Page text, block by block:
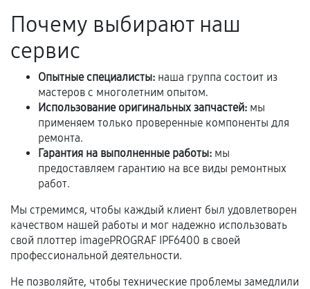
Установка была выполнена нашим сервисным
центром.
При этом гарантия на сами комплектующие
остается на стороне производителя или
продавца. За качество сторонних деталей
сервисный центр ответственности не несет.
Почему выбирают наш
сервис
Опытные специалисты: наша группа состоит из
мастеров с многолетним опытом.
Использование оригинальных запчастей: мы
применяем только проверенные компоненты для
ремонта.
Гарантия на выполненные работы: мы
предоставляем гарантию на все виды ремонтных
работ.
Мы стремимся, чтобы каждый клиент был удовлетворен
качеством нашей работы и мог надежно использовать
свой плоттер imagePROGRAF IPF6400 в своей
профессиональной деятельности.
Не позволяйте, чтобы технические проблемы замедлили